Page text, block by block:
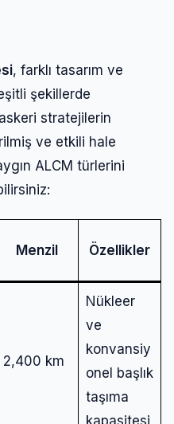
, farklı tasarım ve
şekillerde
stratejilerin
ve etkili hale
ALCM türlerini
Menzil Özellikler
2,400 km
Nükleer
ve
konvansiy
onel başlık
taşıma
kapasitesi